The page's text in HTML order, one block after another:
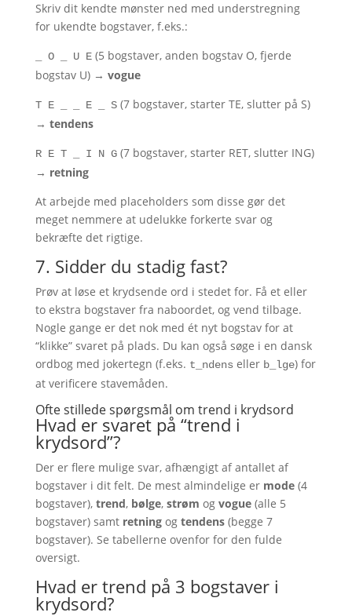
Skriv dit kendte mønster ned med understregning
for ukendte bogstaver, f.eks.:
_ O _ U E(5 bogstaver, anden bogstav O, fjerde
bogstav U) → vogue
T E _ _ E _ S(7 bogstaver, starter TE, slutter på S)
→ tendens
R E T _ I N G(7 bogstaver, starter RET, slutter ING)
→ retning
At arbejde med placeholders som disse gør det
meget nemmere at udelukke forkerte svar og
bekræfte det rigtige.
7. Sidder du stadig fast?
Prøv at løse et krydsende ord i stedet for. Få et eller
to ekstra bogstaver fra naboordet, og vend tilbage.
Nogle gange er det nok med ét nyt bogstav for at
“klikke” svaret på plads. Du kan også søge i en dansk
ordbog med jokertegn (f.eks. t_ndens eller b_lge) for
at verificere stavemåden.
Ofte stillede spørgsmål om trend i krydsord
Hvad er svaret på “trend i
krydsord”?
Der er flere mulige svar, afhængigt af antallet af
bogstaver i dit felt. De mest almindelige er mode(4
bogstaver), trend, bølge, strøm og vogue(alle 5
bogstaver) samt retningog tendens(begge 7
bogstaver). Se tabellerne ovenfor for den fulde
oversigt.
Hvad er trend på 3 bogstaver i
krydsord?